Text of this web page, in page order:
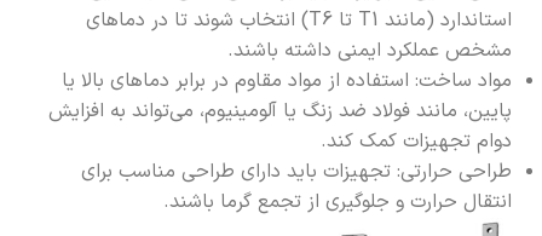
استاندارد (مانند T1 تا T6) انتخاب شوند تا در دماهای
مشخص عملکرد ایمنی داشته باشند.
مواد ساخت: استفاده از مواد مقاوم در برابر دماهای بالا یا
پایین، مانند فولاد ضد زنگ یا آلومینیوم، می‌تواند به افزایش
دوام تجهیزات کمک کند.
طراحی حرارتی: تجهیزات باید دارای طراحی مناسب برای
انتقال حرارت و جلوگیری از تجمع گرما باشند.